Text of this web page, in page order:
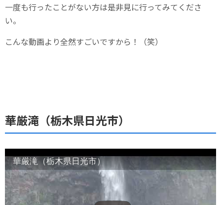
一度も行ったことがない方は是非見に行ってみてくださ
い。
こんな動画より全然すごいですから！（笑）
華厳滝（栃木県日光市）
華厳滝（栃木県日光市）